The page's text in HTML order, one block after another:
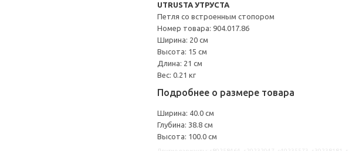
UTRUSTA УТРУСТА
Петля со встроенным стопором
Номер товара: 904.017.86
Ширина: 20 см
Высота: 15 см
Длина: 21 см
Вес: 0.21 кг
Подробнее о размере товара
Ширина: 40.0 см
Глубина: 38.8 см
Высота: 100.0 см